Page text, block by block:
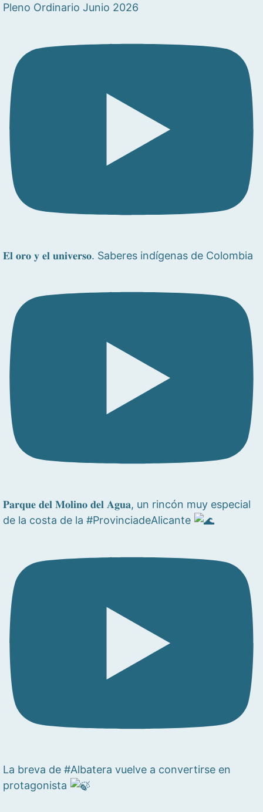
Pleno Ordinario Junio 2026
𝐄𝐥 𝐨𝐫𝐨 𝐲 𝐞𝐥 𝐮𝐧𝐢𝐯𝐞𝐫𝐬𝐨. Saberes indígenas de Colombia
𝐏𝐚𝐫𝐪𝐮𝐞 𝐝𝐞𝐥 𝐌𝐨𝐥𝐢𝐧𝐨 𝐝𝐞𝐥 𝐀𝐠𝐮𝐚, un rincón muy especial
de la costa de la #ProvinciadeAlicante
La breva de #Albatera vuelve a convertirse en
protagonista